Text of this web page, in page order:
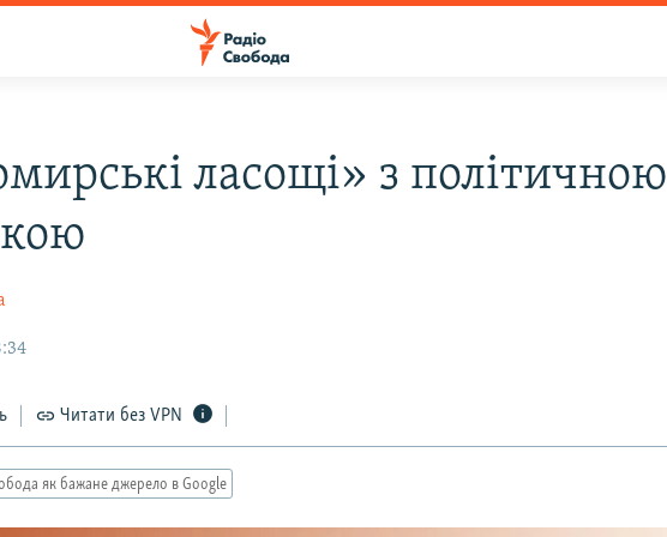
ласощі» з політичною
Читати без VPN
як бажане джерело в Google